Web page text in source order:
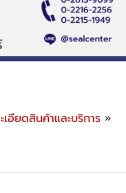
เอียดสินค้าและบริการ »